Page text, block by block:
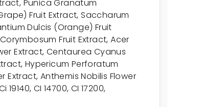
Punica Granatum
Fruit Extract, Saccharum
Dulcis (Orange) Fruit
Fruit Extract, Acer
Extract, Centaurea Cyanus
Hypericum Perforatum
Extract, Anthemis Nobilis Flower
CI 14700, CI 17200,